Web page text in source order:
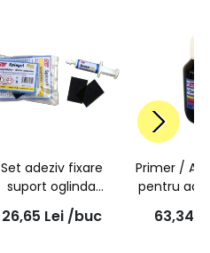
Set adeziv fixare
suport oglinda
retrovizoare pe
parbriz 1g | STC
26,65 Lei /buc
Primer /
pentru
63,34